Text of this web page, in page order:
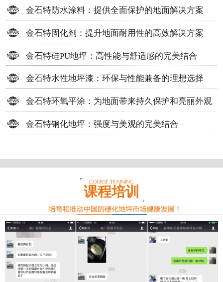
方案
金石特防水涂料：提供全面保护的地面解决方案
金石特固化剂：提升地面耐用性的高效解决方案
金石特硅PU地坪：高性能与舒适感的完美结合
金石特水性地坪漆：环保与性能兼备的理想选择
金石特环氧平涂：为地面带来持久保护和亮丽外观
金石特钢化地坪：强度与美观的完美结合
课程培训